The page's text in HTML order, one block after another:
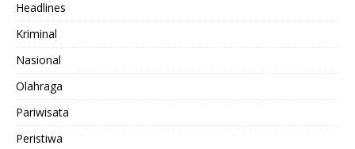
Headlines
Kriminal
Nasional
Olahraga
Pariwisata
Peristiwa